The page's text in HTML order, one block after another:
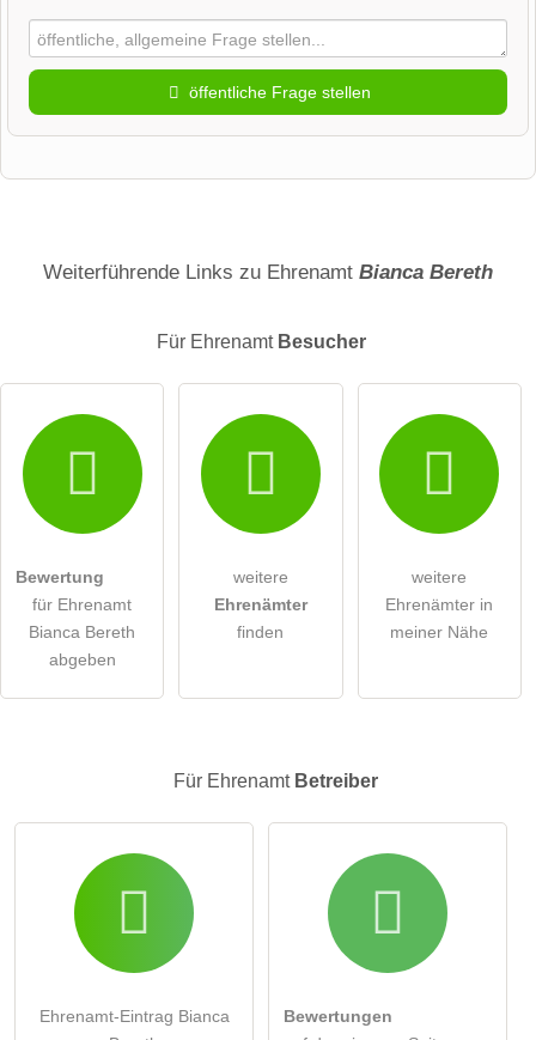
öffentliche Frage stellen
E-Mail-Adresse (wird nicht veröffentlicht)
Hiermit akzeptiere ich die .
öffentliche Frage stellen Abbrechen
Hinweis:
Weiterführende Links zu Ehrenamt Bianca Bereth
Für Ehrenamt Besucher
Bewertung
für Ehrenamt
Bianca Bereth
abgeben
weitere
Ehrenämter
finden
weitere
Ehrenämter in
meiner Nähe
Für Ehrenamt Betreiber
Ehrenamt-Eintrag Bianca
Bewertungen